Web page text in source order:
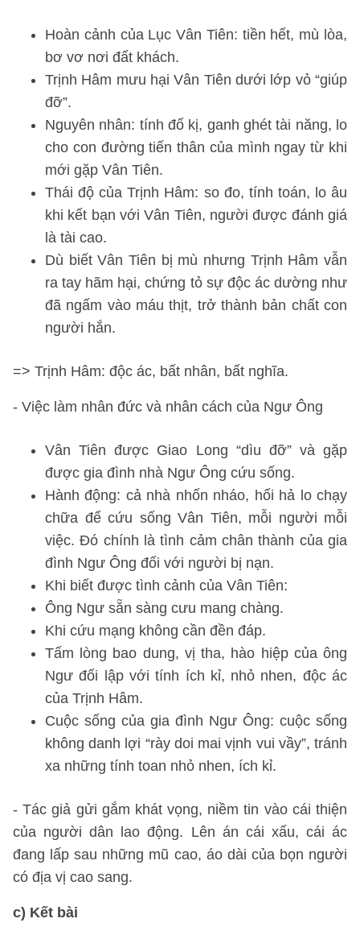
Hoàn cảnh của Lục Vân Tiên: tiền hết, mù lòa,
bơ vơ nơi đất khách.
Trịnh Hâm mưu hại Vân Tiên dưới lớp vỏ “giúp
đỡ”.
Nguyên nhân: tính đố kị, ganh ghét tài năng, lo
cho con đường tiến thân của mình ngay từ khi
mới gặp Vân Tiên.
Thái độ của Trịnh Hâm: so đo, tính toán, lo âu
khi kết bạn với Vân Tiên, người được đánh giá
là tài cao.
Dù biết Vân Tiên bị mù nhưng Trịnh Hâm vẫn
ra tay hãm hại, chứng tỏ sự độc ác dường như
đã ngấm vào máu thịt, trở thành bản chất con
người hắn.
=> Trịnh Hâm: độc ác, bất nhân, bất nghĩa.
- Việc làm nhân đức và nhân cách của Ngư Ông
Vân Tiên được Giao Long “dìu đỡ” và gặp
được gia đình nhà Ngư Ông cứu sống.
Hành động: cả nhà nhốn nháo, hối hả lo chạy
chữa để cứu sống Vân Tiên, mỗi người mỗi
việc. Đó chính là tình cảm chân thành của gia
đình Ngư Ông đối với người bị nạn.
Khi biết được tình cảnh của Vân Tiên:
Ông Ngư sẵn sàng cưu mang chàng.
Khi cứu mạng không cần đền đáp.
Tấm lòng bao dung, vị tha, hào hiệp của ông
Ngư đối lập với tính ích kỉ, nhỏ nhen, độc ác
của Trịnh Hâm.
Cuộc sống của gia đình Ngư Ông: cuộc sống
không danh lợi “rày doi mai vịnh vui vầy”, tránh
xa những tính toan nhỏ nhen, ích kỉ.
- Tác giả gửi gắm khát vọng, niềm tin vào cái thiện
của người dân lao động. Lên án cái xấu, cái ác
đang lấp sau những mũ cao, áo dài của bọn người
có địa vị cao sang.
c) Kết bài